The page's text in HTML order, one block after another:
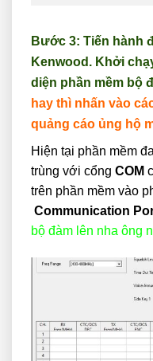
Bước 3: Tiến hành
Kenwood. Khởi
diện phần mềm bộ
hay thì nhấn vào
quảng cáo ủng hộ
Hiện tại phần mềm
trùng với cổng COM
trên phần mềm vào
Communication
bộ đàm lên nha ông